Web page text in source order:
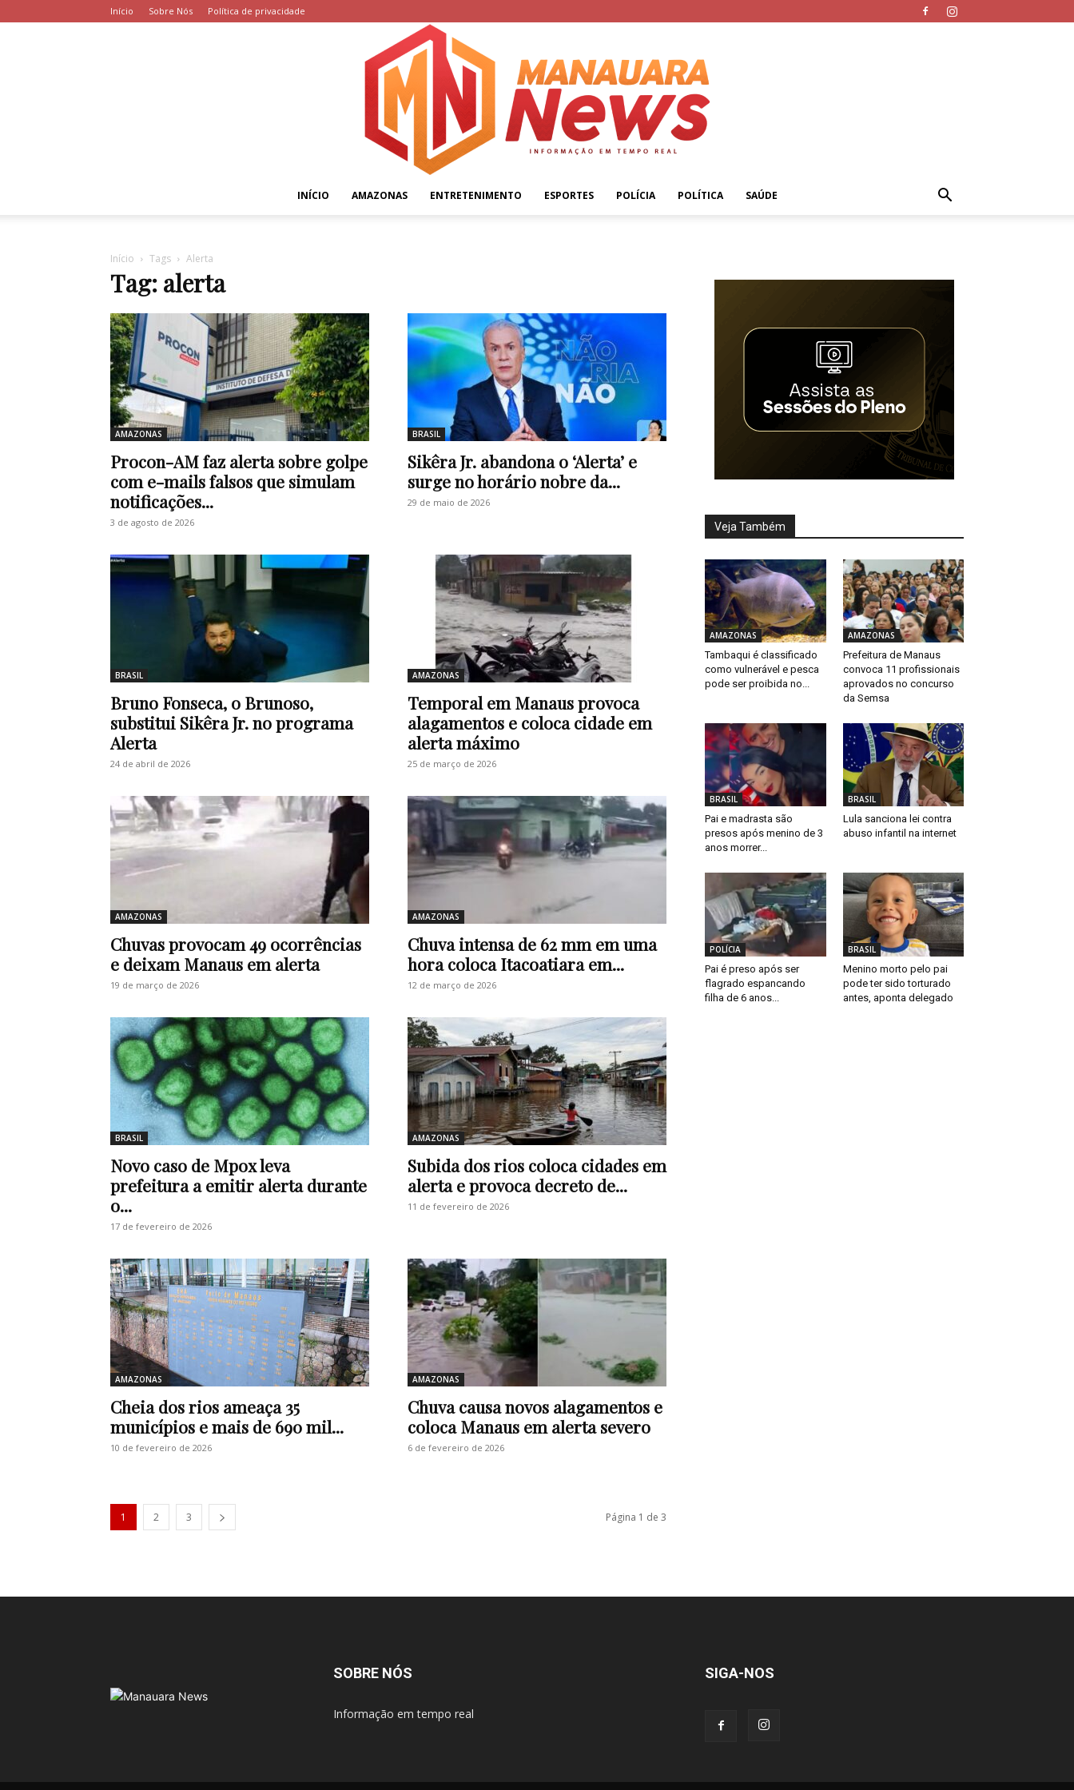
Início Sobre Nós Política de privacidade
News
INÍCIO AMAZONAS ENTRETENIMENTO ESPORTES POLÍCIA POLÍTICA SAÚDE
Início Tags Alerta
Tag: alerta
AMAZONAS
Procon-AM faz alerta sobre golpe
com e-mails falsos que simulam
notificações...
3 de agosto de 2026
BRASIL
Sikêra Jr. abandona o ‘Alerta’ e
surge no horário nobre da...
29 de maio de 2026
BRASIL
Bruno Fonseca, o Brunoso,
substitui Sikêra Jr. no programa
Alerta
24 de abril de 2026
AMAZONAS
Temporal em Manaus provoca
alagamentos e coloca cidade em
alerta máximo
25 de março de 2026
AMAZONAS
Chuvas provocam 49 ocorrências
e deixam Manaus em alerta
19 de março de 2026
AMAZONAS
Chuva intensa de 62 mm em uma
hora coloca Itacoatiara em...
12 de março de 2026
BRASIL
Novo caso de Mpox leva
prefeitura a emitir alerta durante
o...
17 de fevereiro de 2026
AMAZONAS
Subida dos rios coloca cidades em
alerta e provoca decreto de...
11 de fevereiro de 2026
AMAZONAS
Cheia dos rios ameaça 35
municípios e mais de 690 mil...
10 de fevereiro de 2026
AMAZONAS
Chuva causa novos alagamentos e
coloca Manaus em alerta severo
6 de fevereiro de 2026
1 2 3 Página 1 de 3
Veja Também
AMAZONAS
Tambaqui é classificado
como vulnerável e pesca
pode ser proibida no...
AMAZONAS
Prefeitura de Manaus
convoca 11 profissionais
aprovados no concurso
da Semsa
BRASIL
Pai e madrasta são
presos após menino de 3
anos morrer...
BRASIL
Lula sanciona lei contra
abuso infantil na internet
POLÍCIA
Pai é preso após ser
flagrado espancando
filha de 6 anos...
BRASIL
Menino morto pelo pai
pode ter sido torturado
antes, aponta delegado
SOBRE NÓS
Informação em tempo real
SIGA-NOS